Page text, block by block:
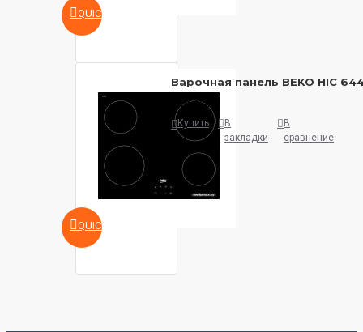
QUICKVIEW
QUICKVIEW
Варочная панель BEKO HIC
649 руб.
Купить
В
закладки
В
сравнение